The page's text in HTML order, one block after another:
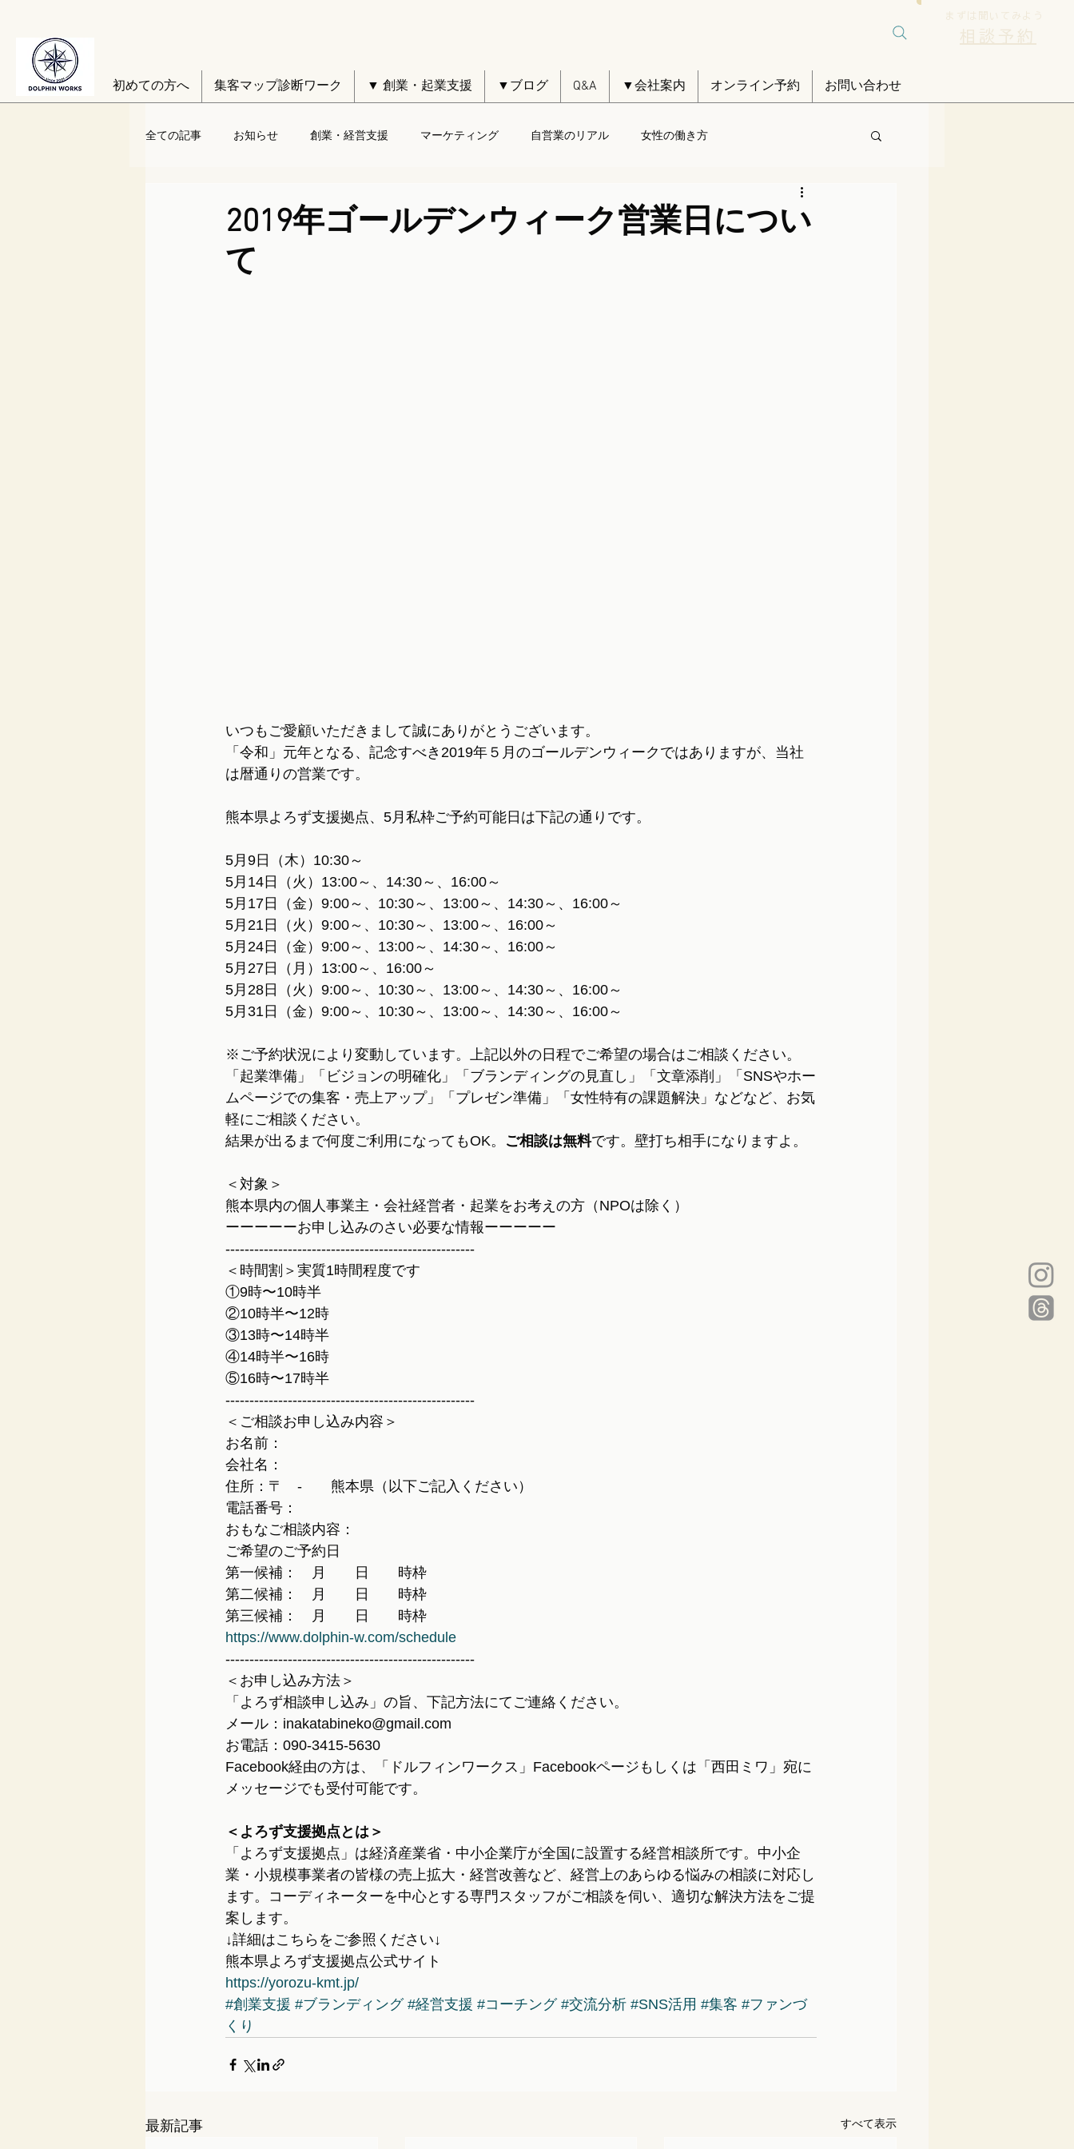
初めての方へ 集客マップ診断ワーク ▼ 創業・起業支援 ▼ブログ Q&A ▼会社案内 オンライン予約 お問い合わせ
まずは聞いてみよう
相談予約
全ての記事 お知らせ 創業・経営支援 マーケティング 自営業のリアル 女性の働き方
2019年ゴールデンウィーク営業日につい
て
いつもご愛顧いただきまして誠にありがとうございます。
「令和」元年となる、記念すべき2019年５月のゴールデンウィークではありますが、当社
は暦通りの営業です。
熊本県よろず支援拠点、5月私枠ご予約可能日は下記の通りです。
5月9日（木）10:30～
5月14日（火）13:00～、14:30～、16:00～
5月17日（金）9:00～、10:30～、13:00～、14:30～、16:00～
5月21日（火）9:00～、10:30～、13:00～、16:00～
5月24日（金）9:00～、13:00～、14:30～、16:00～
5月27日（月）13:00～、16:00～
5月28日（火）9:00～、10:30～、13:00～、14:30～、16:00～
5月31日（金）9:00～、10:30～、13:00～、14:30～、16:00～
※ご予約状況により変動しています。上記以外の日程でご希望の場合はご相談ください。
「起業準備」「ビジョンの明確化」「ブランディングの見直し」「文章添削」「SNSやホー
ムページでの集客・売上アップ」「プレゼン準備」「女性特有の課題解決」などなど、お気
軽にご相談ください。
結果が出るまで何度ご利用になってもOK。 ご相談は無料です。壁打ち相手になりますよ。
＜対象＞
熊本県内の個人事業主・会社経営者・起業をお考えの方（NPOは除く）
ーーーーーお申し込みのさい必要な情報ーーーーー
----------------------------------------------------
＜時間割＞実質1時間程度です
①9時〜10時半
②10時半〜12時
③13時〜14時半
④14時半〜16時
⑤16時〜17時半
----------------------------------------------------
＜ご相談お申し込み内容＞
お名前：
会社名：
住所：〒　-　　熊本県（以下ご記入ください）
電話番号：
おもなご相談内容：
ご希望のご予約日
第一候補：　月　　日　　時枠
第二候補：　月　　日　　時枠
第三候補：　月　　日　　時枠
https://www.dolphin-w.com/schedule
----------------------------------------------------
＜お申し込み方法＞
「よろず相談申し込み」の旨、下記方法にてご連絡ください。
メール：inakatabineko@gmail.com
お電話：090-3415-5630
Facebook経由の方は、「ドルフィンワークス」Facebookページもしくは「西田ミワ」宛に
メッセージでも受付可能です。
＜よろず支援拠点とは＞
「よろず支援拠点」は経済産業省・中小企業庁が全国に設置する経営相談所です。中小企
業・小規模事業者の皆様の売上拡大・経営改善など、経営上のあらゆる悩みの相談に対応し
ます。コーディネーターを中心とする専門スタッフがご相談を伺い、適切な解決方法をご提
案します。
↓詳細はこちらをご参照ください↓
熊本県よろず支援拠点公式サイト
https://yorozu-kmt.jp/
#創業支援 #ブランディング #経営支援 #コーチング #交流分析 #SNS活用 #集客 #ファンづ
くり
最新記事 すべて表示